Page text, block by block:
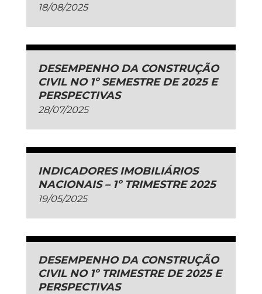
18/08/2025
DESEMPENHO DA CONSTRUÇÃO
CIVIL NO 1º SEMESTRE DE 2025 E
PERSPECTIVAS
28/07/2025
INDICADORES IMOBILIÁRIOS
NACIONAIS – 1º TRIMESTRE 2025
19/05/2025
DESEMPENHO DA CONSTRUÇÃO
CIVIL NO 1º TRIMESTRE DE 2025 E
PERSPECTIVAS